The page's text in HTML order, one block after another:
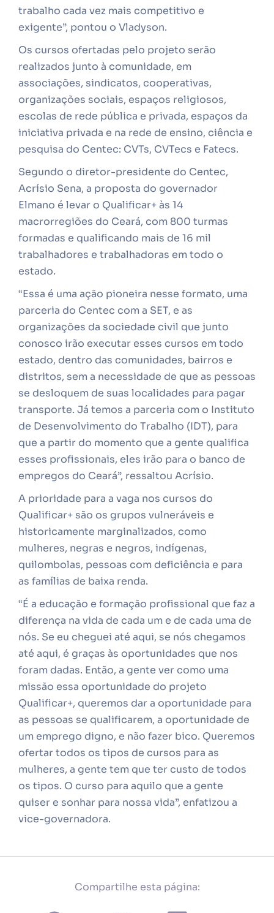
trabalho cada vez mais competitivo e
exigente”, pontou o Vladyson.
Os cursos ofertadas pelo projeto serão
realizados junto à comunidade, em
associações, sindicatos, cooperativas,
organizações sociais, espaços religiosos,
escolas de rede pública e privada, espaços da
iniciativa privada e na rede de ensino, ciência e
pesquisa do Centec: CVTs, CVTecs e Fatecs.
Segundo o diretor-presidente do Centec,
Acrísio Sena, a proposta do governador
Elmano é levar o Qualificar+ às 14
macrorregiões do Ceará, com 800 turmas
formadas e qualificando mais de 16 mil
trabalhadores e trabalhadoras em todo o
estado.
“Essa é uma ação pioneira nesse formato, uma
parceria do Centec com a SET, e as
organizações da sociedade civil que junto
conosco irão executar esses cursos em todo
estado, dentro das comunidades, bairros e
distritos, sem a necessidade de que as pessoas
se desloquem de suas localidades para pagar
transporte. Já temos a parceria com o Instituto
de Desenvolvimento do Trabalho (IDT), para
que a partir do momento que a gente qualifica
esses profissionais, eles irão para o banco de
empregos do Ceará”, ressaltou Acrísio.
A prioridade para a vaga nos cursos do
Qualificar+ são os grupos vulneráveis e
historicamente marginalizados, como
mulheres, negras e negros, indígenas,
quilombolas, pessoas com deficiência e para
as famílias de baixa renda.
“É a educação e formação profissional que faz a
diferença na vida de cada um e de cada uma de
nós. Se eu cheguei até aqui, se nós chegamos
até aqui, é graças às oportunidades que nos
foram dadas. Então, a gente ver como uma
missão essa oportunidade do projeto
Qualificar+, queremos dar a oportunidade para
as pessoas se qualificarem, a oportunidade de
um emprego digno, e não fazer bico. Queremos
ofertar todos os tipos de cursos para as
mulheres, a gente tem que ter custo de todos
os tipos. O curso para aquilo que a gente
quiser e sonhar para nossa vida”, enfatizou a
vice-governadora.
Compartilhe esta página: